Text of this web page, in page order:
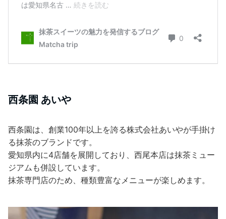
西条園 あいや
西条園は、創業100年以上を誇る株式会社あいやが手掛け
る抹茶のブランドです。
愛知県内に4店舗を展開しており、西尾本店は抹茶ミュー
ジアムも併設しています。
抹茶専門店のため、種類豊富なメニューが楽しめます。